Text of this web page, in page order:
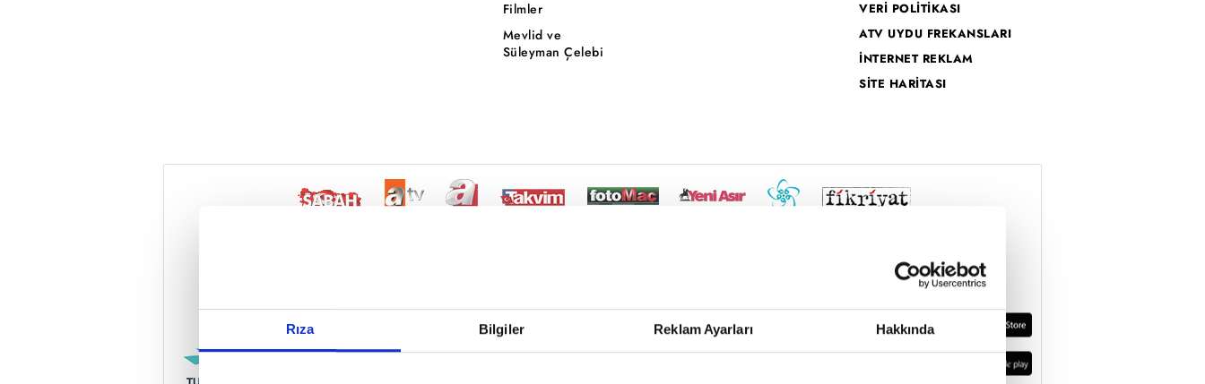
Rıza Bilgiler Reklam Ayarları Hakkında
Reddet
Filmler
Mevlid ve
Süleyman Çelebi
VERİ POLİTİKASI
ATV UYDU FREKANSLARI
İNTERNET REKLAM
SİTE HARİTASI